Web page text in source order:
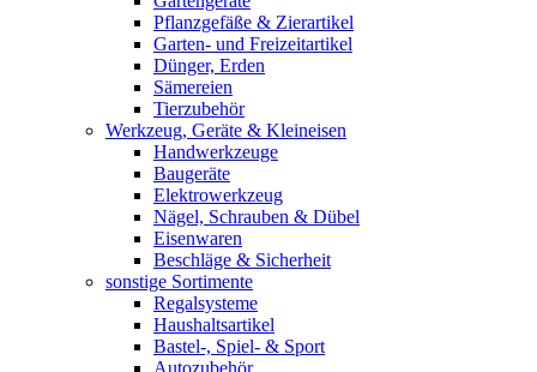
Pflanzgefäße & Zierartikel
Garten- und Freizeitartikel
Dünger, Erden
Sämereien
Tierzubehör
Werkzeug, Geräte & Kleineisen
Handwerkzeuge
Baugeräte
Elektrowerkzeug
Nägel, Schrauben & Dübel
Eisenwaren
Beschläge & Sicherheit
sonstige Sortimente
Regalsysteme
Haushaltsartikel
Bastel-, Spiel- & Sport
Autozubehör